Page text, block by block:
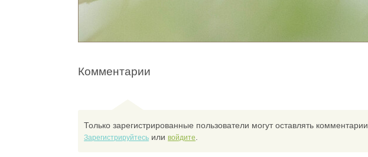
Комментарии
Только зарегистрированные пользователи могут оставлять комментарии.
Зарегистрируйтесь или войдите